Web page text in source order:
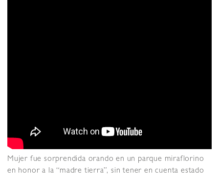
Mujer fue sorprendida orando en un parque miraflorino
en honor a la “madre tierra”, sin tener en cuenta estado